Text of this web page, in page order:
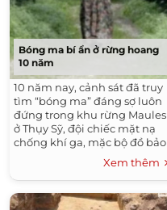
Bóng ma bí ẩn ở rừng hoang
10 năm
10 năm nay, cảnh sát đã truy
tìm “bóng ma” đáng sợ luôn
đứng trong khu rừng Maules
ở Thụy Sỹ, đội chiếc mặt nạ
chống khí ga, mặc bộ đồ bảo
hộ và đội mũ trùm kín đầu.
“Bóng ma” này đã...
Xem thêm